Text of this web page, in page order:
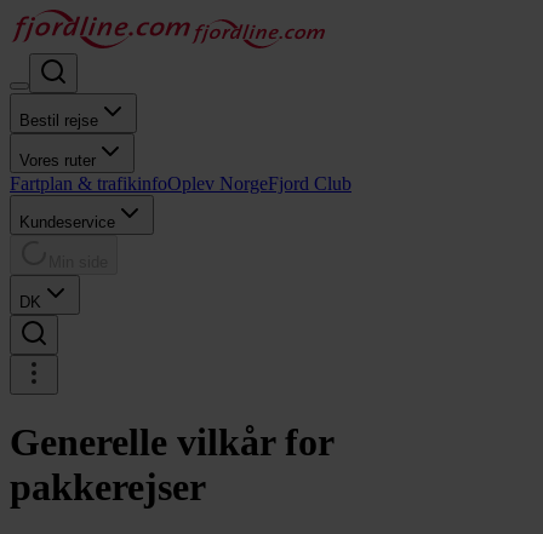
Bestil rejse
Vores ruter
Fartplan & trafikinfoOplev NorgeFjord Club
Kundeservice
DK
Generelle vilkår for
pakkerejser